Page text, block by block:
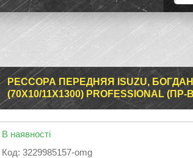
РЕССОРА ПЕРЕДНЯЯ ISUZU,
(70Х10/11Х1300) PROFESSIONAL (ПР-
В наявності
Код: 3229985157-omg